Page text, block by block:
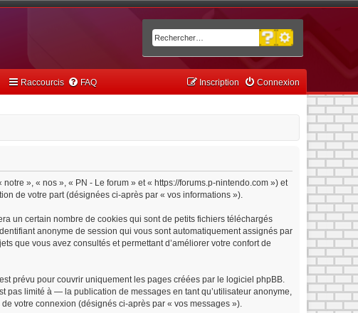
Rechercher
Recherche avancée
Raccourcis FAQ Connexion
Inscription
», « nos », « PN - Le forum » et « https://forums.p-nintendo.com ») et
de votre part (désignées ci-après par « vos informations »).
un certain nombre de cookies qui sont de petits fichiers téléchargés
anonyme de session qui vous sont automatiquement assignés par
que vous avez consultés et permettant d’améliorer votre confort de
prévu pour couvrir uniquement les pages créées par le logiciel phpBB.
pas limité à — la publication de messages en tant qu’utilisateur anonyme,
votre connexion (désignés ci-après par « vos messages »).